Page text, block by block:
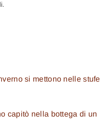
si mettono nelle stufe
capitò nella bottega di un